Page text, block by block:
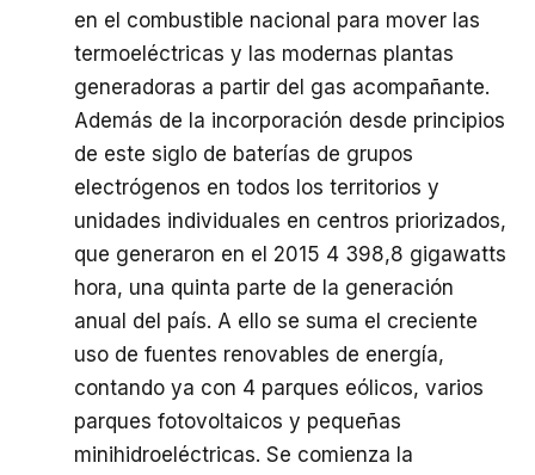
en el combustible nacional para mover las
termoeléctricas y las modernas plantas
generadoras a partir del gas acompañante.
Además de la incorporación desde principios
de este siglo de baterías de grupos
electrógenos en todos los territorios y
unidades individuales en centros priorizados,
que generaron en el 2015 4 398,8 gigawatts
hora, una quinta parte de la generación
anual del país. A ello se suma el creciente
uso de fuentes renovables de energía,
contando ya con 4 parques eólicos, varios
parques fotovoltaicos y pequeñas
minihidroeléctricas. Se comienza la